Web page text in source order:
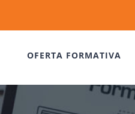
OFERTA FORMATIVA